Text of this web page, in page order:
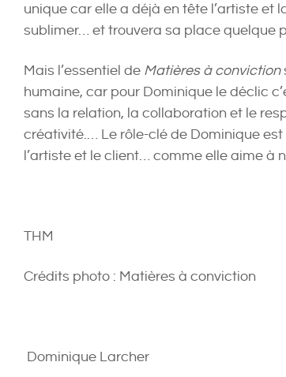
unique car elle a déjà en tête l’artiste et
sublimer… et trouvera sa place quelque
Mais l’essentiel de Matières à conviction
humaine, car pour Dominique le déclic
sans la relation, la collaboration et le
créativité.… Le rôle-clé de Dominique
l’artiste et le client… comme elle aime à
THM
Crédits photo : Matières à conviction
Dominique Larcher